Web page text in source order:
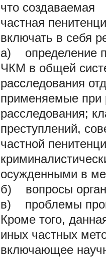
что создаваемая
частная
включать в себя
а) определение
ЧКМ в общей
расследования
применяемые при
расследования;
преступлений,
частной
осужденными в
б) вопросы
в) проблемы
Кроме того,
иных частных
включающее